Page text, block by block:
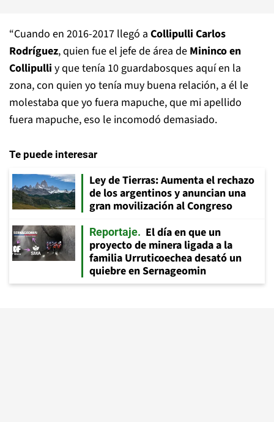
“Cuando en 2016-2017 llegó a Collipulli Carlos
Rodríguez, quien fue el jefe de área de Mininco en
Collipulli y que tenía 10 guardabosques aquí en la
zona, con quien yo tenía muy buena relación, a él le
molestaba que yo fuera mapuche, que mi apellido
fuera mapuche, eso le incomodó demasiado.
Te puede interesar
Ley de Tierras: Aumenta el rechazo
de los argentinos y anuncian una
gran movilización al Congreso
Reportaje
El día en que un
proyecto de minera ligada a la
familia Urruticoechea desató un
quiebre en Sernageomin